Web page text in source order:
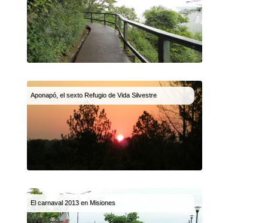
Aponapó, el sexto Refugio de Vida Silvestre
El carnaval 2013 en Misiones